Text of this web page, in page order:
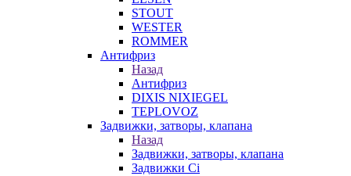
STOUT
WESTER
ROMMER
Антифриз
Назад
Антифриз
DIXIS NIXIEGEL
TEPLOVOZ
Задвижки, затворы, клапана
Назад
Задвижки, затворы, клапана
Задвижки Ci